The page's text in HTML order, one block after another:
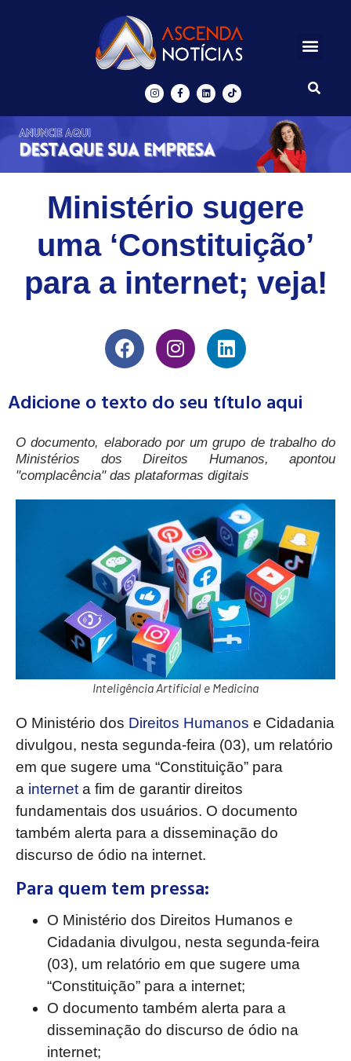
Ministério sugere
uma ‘Constituição’
para a internet; veja!
Adicione o texto do seu título aqui
O documento, elaborado por um grupo de trabalho do
Ministérios dos Direitos Humanos, apontou
"complacência" das plataformas digitais
Inteligência Artificial e Medicina
O Ministério dos Direitos Humanos e Cidadania
divulgou, nesta segunda-feira (03), um relatório
em que sugere uma “Constituição” para
a internet a fim de garantir direitos
fundamentais dos usuários. O documento
também alerta para a disseminação do
discurso de ódio na internet.
Para quem tem pressa:
O Ministério dos Direitos Humanos e
Cidadania divulgou, nesta segunda-feira
(03), um relatório em que sugere uma
“Constituição” para a internet;
O documento também alerta para a
disseminação do discurso de ódio na
internet;